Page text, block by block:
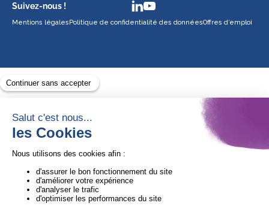
Suivez-nous !
Mentions légalesPolitique de confidentialité des donnéesOffres d’emploi